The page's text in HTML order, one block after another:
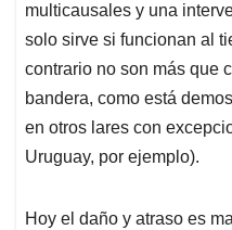
multicausales y una
solo sirve si funcionan al
contrario no son más que
bandera, como está
en otros lares con
Uruguay, por ejemplo).
Hoy el daño y atraso es